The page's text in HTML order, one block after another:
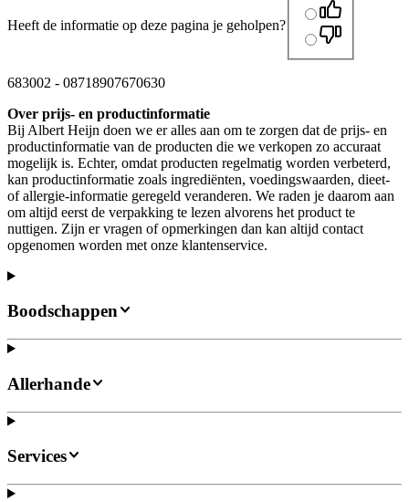
Heeft de informatie op deze pagina je geholpen?
683002 - 08718907670630
Over prijs- en productinformatie
Bij Albert Heijn doen we er alles aan om te zorgen dat de prijs- en
productinformatie van de producten die we verkopen zo accuraat
mogelijk is. Echter, omdat producten regelmatig worden verbeterd,
kan productinformatie zoals ingrediënten, voedingswaarden, dieet-
of allergie-informatie geregeld veranderen. We raden je daarom aan
om altijd eerst de verpakking te lezen alvorens het product te
nuttigen. Zijn er vragen of opmerkingen dan kan altijd contact
opgenomen worden met onze klantenservice.
Boodschappen
Allerhande
Services